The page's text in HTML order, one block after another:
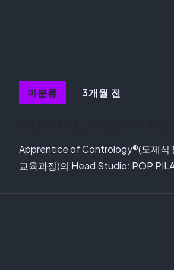
미분류 3개월 전
Apprentice of Contrology®(도제식
교육과정)의 Head Studio: POP